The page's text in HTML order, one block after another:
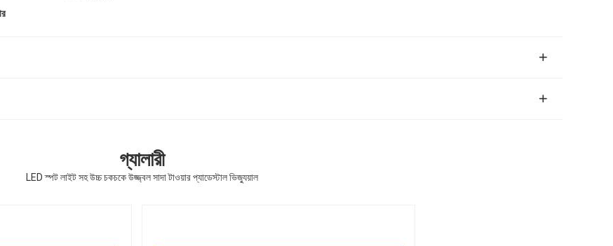
গ্যালারী
LED স্পট লাইট সহ উচ্চ চকচকে উজ্জ্বল সাদা টাওয়ার প্যাডেস্টাল ভিজ্যুয়াল